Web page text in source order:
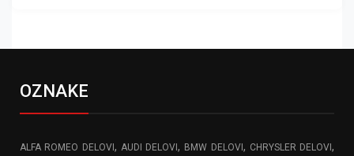
OZNAKE
ALFA ROMEO DELOVI , AUDI DELOVI , BMW DELOVI , CHRYSLER DELOVI ,